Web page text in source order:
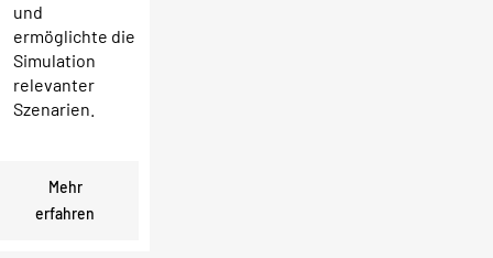
und
ermöglichte die
Simulation
relevanter
Szenarien.
Mehr
erfahren